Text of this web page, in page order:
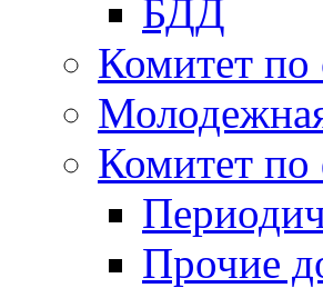
БДД
Комитет по
Комитет
Прочие